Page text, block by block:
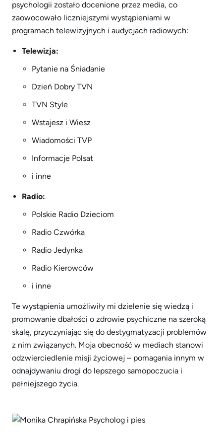
psychologii zostało docenione przez media, co
zaowocowało liczniejszymi wystąpieniami w
programach telewizyjnych i audycjach radiowych:
Telewizja:
Pytanie na Śniadanie
Dzień Dobry TVN
TVN Style
Wstajesz i Wiesz
Wiadomości TVP
Informacje Polsat
i inne
Radio:
Polskie Radio Dzieciom
Radio Czwórka
Radio Jedynka
Radio Kierowców
i inne
Te wystąpienia umożliwiły mi dzielenie się wiedzą i
promowanie dbałości o zdrowie psychiczne na szeroką
skalę, przyczyniając się do destygmatyzacji problemów
z nim związanych. Moja obecność w mediach stanowi
odzwierciedlenie misji życiowej – pomagania innym w
odnajdywaniu drogi do lepszego samopoczucia i
pełniejszego życia.